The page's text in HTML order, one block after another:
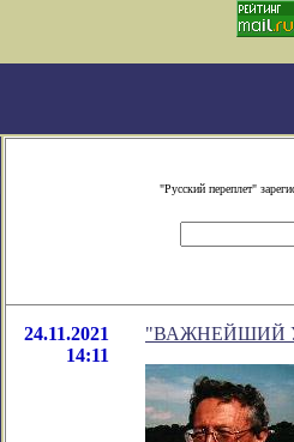
"Русский переплет"
24.11.2021
14:11
"ВАЖНЕЙШИЙ